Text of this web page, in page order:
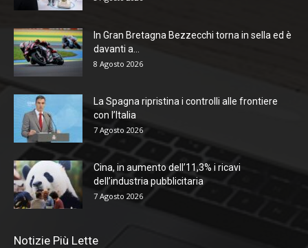
In Gran Bretagna Bezzecchi torna in sella ed è
davanti a...
8 Agosto 2026
La Spagna ripristina i controlli alle frontiere
con l’Italia
7 Agosto 2026
Cina, in aumento dell’11,3% i ricavi
dell’industria pubblicitaria
7 Agosto 2026
Notizie Più Lette